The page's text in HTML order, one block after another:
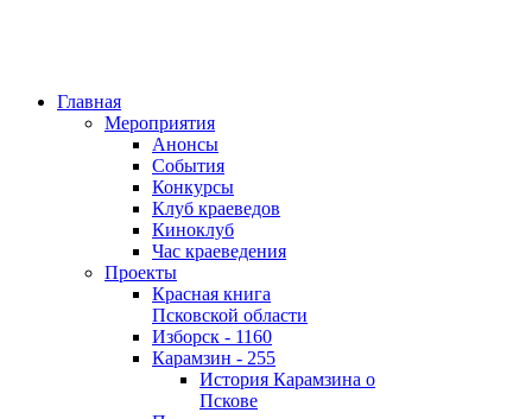
Главная
Мероприятия
Анонсы
События
Конкурсы
Клуб краеведов
Киноклуб
Час краеведения
Проекты
Красная книга
Псковской области
Изборск - 1160
Карамзин - 255
История Карамзина о
Пскове